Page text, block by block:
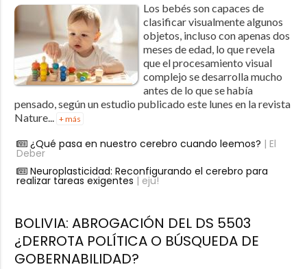
Los bebés son capaces de
clasificar visualmente algunos
objetos, incluso con apenas dos
meses de edad, lo que revela
que el procesamiento visual
complejo se desarrolla mucho
antes de lo que se había
pensado, según un estudio publicado este lunes en la revista
Nature... + más
¿Qué pasa en nuestro cerebro cuando leemos? | El
Deber
Neuroplasticidad: Reconfigurando el cerebro para
realizar tareas exigentes | eju!
BOLIVIA: ABROGACIÓN DEL DS 5503
¿DERROTA POLÍTICA O BÚSQUEDA DE
GOBERNABILIDAD?